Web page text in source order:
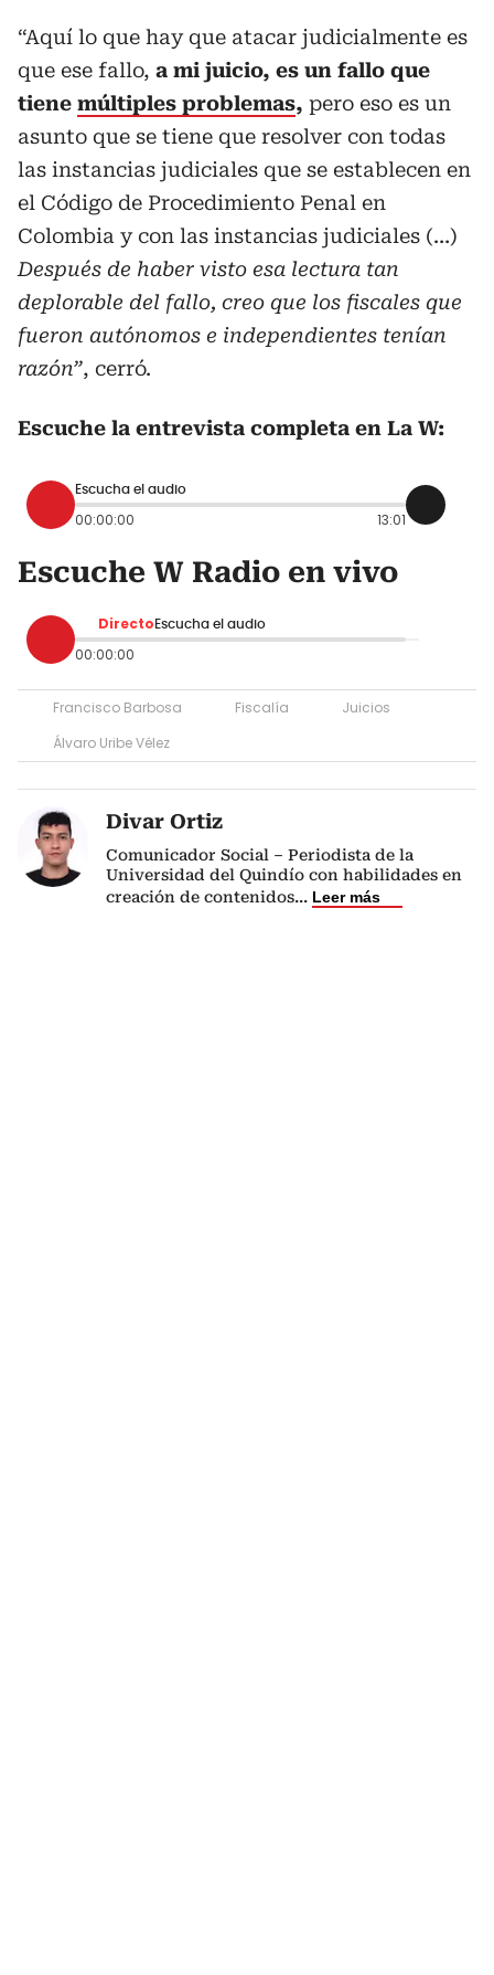
“Aquí lo que hay que atacar judicialmente es
que ese fallo, a mi juicio, es un fallo que
tiene múltiples problemas, pero eso es un
asunto que se tiene que resolver con todas
las instancias judiciales que se establecen en
el Código de Procedimiento Penal en
Colombia y con las instancias judiciales (…)
Después de haber visto esa lectura tan
deplorable del fallo, creo que los fiscales que
fueron autónomos e independientes tenían
razón”, cerró.
Escuche la entrevista completa en La W:
Escucha el audio
00:00:00 13:01
Escuche W Radio en vivo
Directo Escucha el audio
00:00:00
Francisco Barbosa Fiscalía
Juicios
Álvaro Uribe Vélez
Divar Ortiz
Comunicador Social – Periodista de la
Universidad del Quindío con habilidades en
creación de contenidos... Leer más